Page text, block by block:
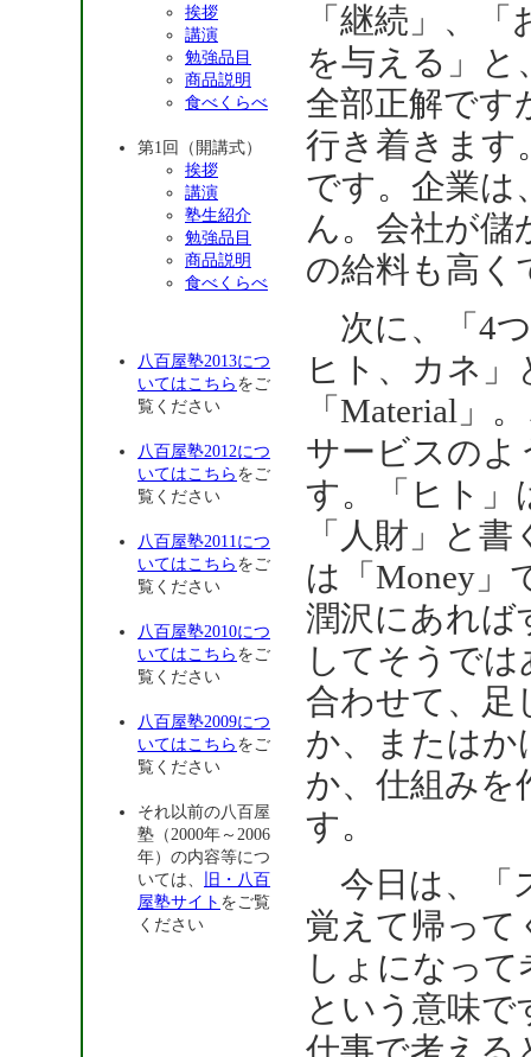
挨拶
講演
勉強品目
商品説明
食べくらべ
第1回（開講式）
挨拶
講演
塾生紹介
勉強品目
商品説明
食べくらべ
八百屋塾2013につ
いてはこちら をご
覧ください
八百屋塾2012につ
いてはこちら をご
覧ください
八百屋塾2011につ
いてはこちら をご
覧ください
八百屋塾2010につ
いてはこちら をご
覧ください
八百屋塾2009につ
いてはこちら をご
覧ください
それ以前の八百屋
塾（2000年～2006
年）の内容等につ
いては、
旧・八百
屋塾サイト をご覧
ください
「継続」、
を与える」と
全部正解です
行き着きます
です。企業は
ん。会社が儲
の給料も高く
次に、「4
ヒト、カネ
「Material」
サービスのよ
す。「ヒト」
「人財」と
は「Money」
潤沢にあれば
してそうで
合わせて、足
か、またはか
か、仕組みを
す。
今日は、「
覚えて帰って
しょになっ
という意味